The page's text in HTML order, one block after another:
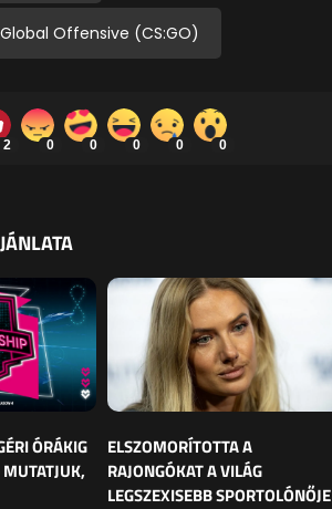
Offensive (CS:GO)
2 0 0 0 0 0
ÓRÁKIG
ELSZOMORÍTOTTA A
RAJONGÓKAT A VILÁG
LEGSZEXISEBB SPORTOLÓNŐJE